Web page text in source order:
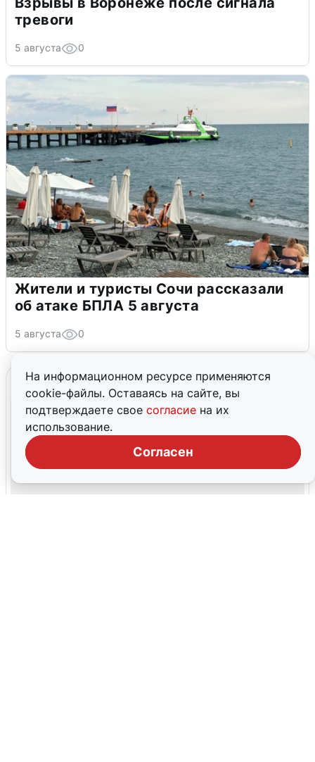
На информационном ресурсе применяются
cookie-файлы. Оставаясь на сайте, вы
подтверждаете свое согласие на их
использование.
Согласен
тревоги
5 августа 0
Жители и туристы Сочи рассказали
об атаке БПЛА 5 августа
5 августа 0